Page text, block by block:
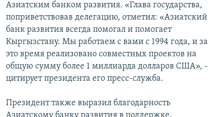
Азиатским банком развития. «Глава государства,
поприветствовав делегацию, отметил: «Азиатский
банк развития всегда помогал и помогает
Кыргызстану. Мы работаем с вами с 1994 года, и за
это время реализовано совместных проектов на
общую сумму более 1 миллиарда долларов США», -
цитирует президента его пресс-служба.
Президент также выразил благодарность